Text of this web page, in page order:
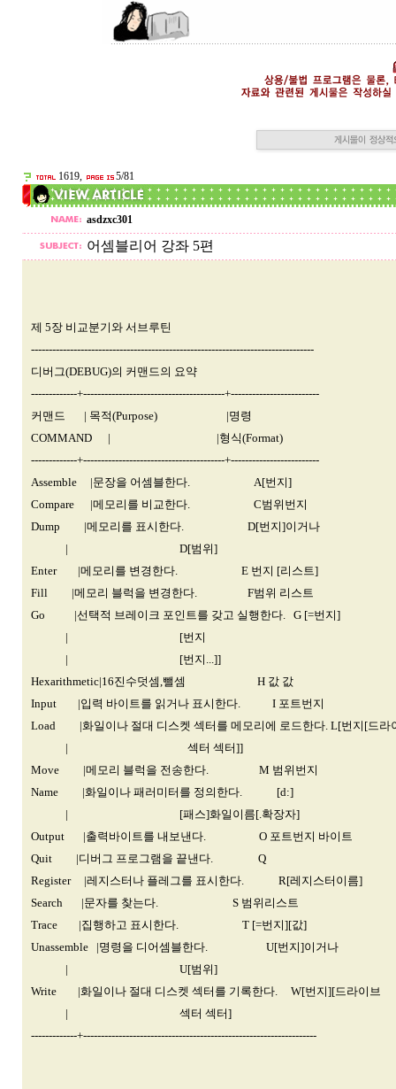
1619, 5/81
asdzxc301
어셈블리어 강좌 5편
제 5장 비교분기와 서브루틴
--------------------------------------------------------------------------------
디버그(DEBUG)의 커맨드의 요약
-------------+----------------------------------------+-------------------------
커맨드 | 목적(Purpose) |명령
COMMAND | |형식(Format)
-------------+----------------------------------------+-------------------------
Assemble |문장을 어셈블한다. A[번지]
Compare |메모리를 비교한다. C범위번지
Dump |메모리를 표시한다. D[번지]이거나
| D[범위]
Enter |메모리를 변경한다. E 번지 [리스트]
Fill |메모리 블럭을 변경한다. F범위 리스트
Go |선택적 브레이크 포인트를 갖고 실행한다. G [=번지]
| [번지
| [번지...]]
Hexarithmetic|16진수덧셈,뺄셈 H 값 값
Input |입력 바이트를 읽거나 표시한다. I 포트번지
Load |화일이나 절대 디스켓 섹터를 메모리에 로드한다. L[번지[드라
| 섹터 섹터]]
Move |메모리 블럭을 전송한다. M 범위번지
Name |화일이나 패러미터를 정의한다. [d:]
| [패스]화일이름[.확장자]
Output |출력바이트를 내보낸다. O 포트번지 바이트
Quit |디버그 프로그램을 끝낸다. Q
Register |레지스터나 플레그를 표시한다. R[레지스터이름]
Search |문자를 찾는다. S 범위리스트
Trace |집행하고 표시한다. T [=번지][값]
Unassemble |명령을 디어셈블한다. U[번지]이거나
| U[범위]
Write |화일이나 절대 디스켓 섹터를 기록한다. W[번지][드라이브
| 섹터 섹터]
-------------+------------------------------------------------------------------